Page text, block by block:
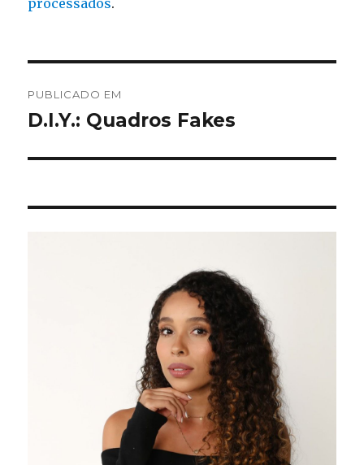
processados.
de
PUBLICADO EM
D.I.Y.: Quadros Fakes